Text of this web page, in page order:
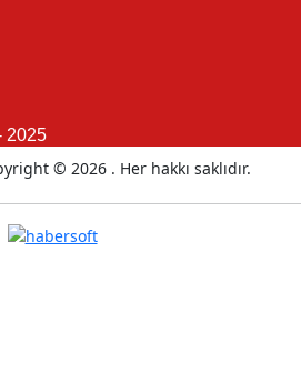
2025
© 2026 . Her hakkı saklıdır.